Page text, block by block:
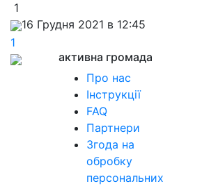
1
16 Грудня 2021 в 12:45
1
активна громада
Про нас
Інструкції
FAQ
Партнери
Згода на
обробку
персональних